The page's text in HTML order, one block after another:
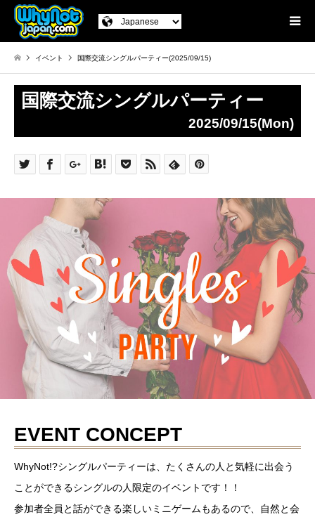
イベント 国際交流シングルパーティー(2025/09/15)
国際交流シングルパーティー
2025/09/15(Mon)
EVENT CONCEPT
WhyNot!?シングルパーティーは、たくさんの人と気軽に出会う
ことができるシングルの人限定のイベントです！！
参加者全員と話ができる楽しいミニゲームもあるので、自然と会